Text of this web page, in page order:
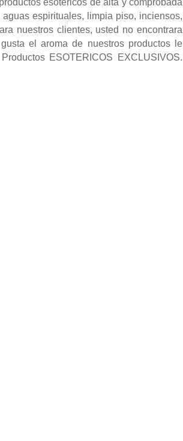
esotericos de alta y comprobada
espirituales, limpia piso, inciensos,
nuestros clientes, usted no encontrara
el aroma de nuestros productos le
ESOTERICOS EXCLUSIVOS.